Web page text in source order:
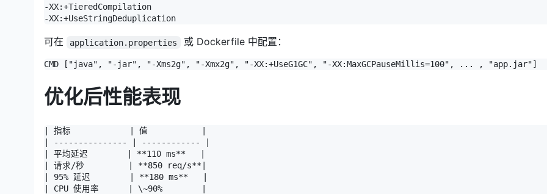
-XX:+TieredCompilation
-XX:+UseStringDeduplication
可在 application.properties 或 Dockerfile 中配置：
CMD ["java", "-jar", "-Xms2g", "-Xmx2g", "-XX:+UseG1GC", "-XX:MaxGCPauseMillis=100", ... , "app.jar"]
优化后性能表现
| 指标            | 值           |
| --------------- | ------------ |
| 平均延迟        | **110 ms**   |
| 请求/秒         | **850 req/s**|
| 95% 延迟        | **180 ms**   |
| CPU 使用率      | \~90%        |